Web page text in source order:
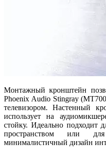
Монтажный кронштейн
Phoenix Audio Stingray
телевизором. Настенный
использует на
стойку. Идеально подходит
пространством или
минималистичный дизайн